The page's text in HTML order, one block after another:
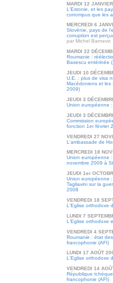
MARDI 12
L'Estonie, et les
corrompus que les
MERCREDI 6
Slovénie, pays de
corruption est
par Michel Barnevic
MARDI 22
Roumanie :
Basescu entérinée
JEUDI 10
U.E. : plus de visa
Macédoniens et les
2009)
JEUDI 3
Union européenne
JEUDI 3
Commission
fonction 1er février
VENDREDI 27
L'ambassade de
MERCREDI 18
Union européenne
novembre 2009 à
JEUDI 1er
Union européenne
Tagliavini sur la
2008
VENDREDI 18
L'Eglise orthodoxe
LUNDI 7
L'Eglise orthodoxe
VENDREDI 4
Roumanie : état
francophonie (AFI)
LUNDI 17 AOÛT
L'Eglise orthodoxe
VENDREDI 14
République
francophonie (AFI)